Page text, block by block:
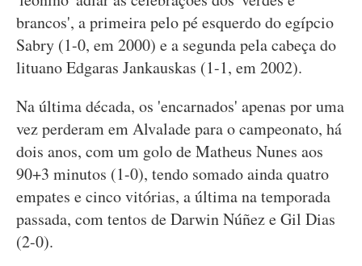
brancos', a primeira pelo pé esquerdo do egípcio
Sabry (1-0, em 2000) e a segunda pela cabeça do
lituano Edgaras Jankauskas (1-1, em 2002).
Na última década, os 'encarnados' apenas por uma
vez perderam em Alvalade para o campeonato, há
dois anos, com um golo de Matheus Nunes aos
90+3 minutos (1-0), tendo somado ainda quatro
empates e cinco vitórias, a última na temporada
passada, com tentos de Darwin Núñez e Gil Dias
(2-0).